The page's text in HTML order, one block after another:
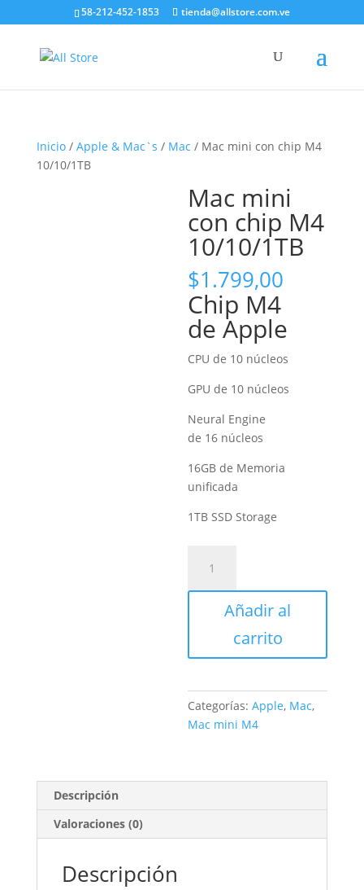
58-212-452-1853 tienda@allstore.com.ve
Inicio/ Apple & Mac`s / Mac / Mac mini con chip M4
10/10/1TB
Mac mini
con chip M4
10/10/1TB
$1.799,00
Chip M4
de Apple
CPU de 10 núcleos
GPU de 10 núcleos
Neural Engine
de 16 núcleos
16GB de Memoria
unificada
1TB SSD Storage
con
10/10/1TB
Añadir al
carrito
Categorías:Apple, Mac,
Mac mini M4
Descripción
Valoraciones (0)
Descripción